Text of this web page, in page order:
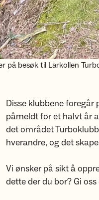
på besøk til Larkollen
Disse klubbene foregår
påmeldt for et halvt år
det området
hverandre, og det
Vi ønsker på sikt å
dette der du bor? Gi